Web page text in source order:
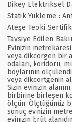
Dikey Elektriksel
Statik Yükleme :
Ateşe Tepki
Tavsiye Edilen
Evinizin
veya dikdörgen bir
odaları, koridoru,
boylarının
veya dikdörtgenin
Sizin evinizin
birbirine birleşen
ölçün. Ölçtüğünüz
sonuç evinizin
evinizin brüt